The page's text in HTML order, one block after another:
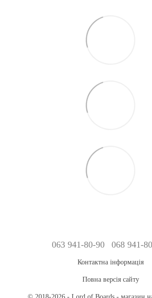
063 941-80-90 068 941-
Контактна інформація
Повна версія сайту